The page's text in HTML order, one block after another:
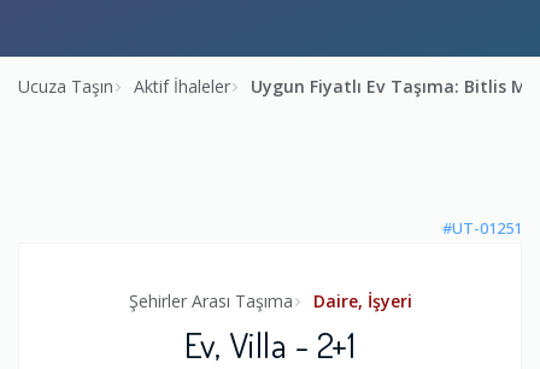
Ucuza Taşın Aktif İhaleler Uygun Fiyatlı Ev Taşıma: Bitlis
#UT-01251
Şehirler Arası Taşıma Daire, İşyeri
Ev, Villa - 2+1